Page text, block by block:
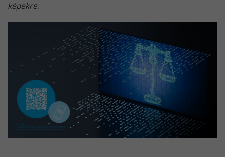
képekre.